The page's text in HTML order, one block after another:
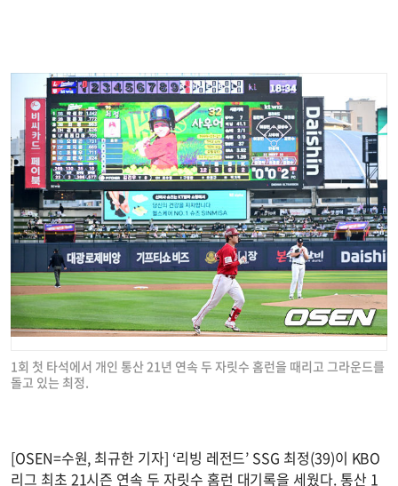
1회 첫 타석에서 개인 통산 21년 연속 두 자릿수 홈런을 때리고 그라운드를
돌고 있는 최정.
[OSEN=수원, 최규한 기자] ‘리빙 레전드’ SSG 최정(39)이 KBO
리그 최초 21시즌 연속 두 자릿수 홈런 대기록을 세웠다. 통산 1